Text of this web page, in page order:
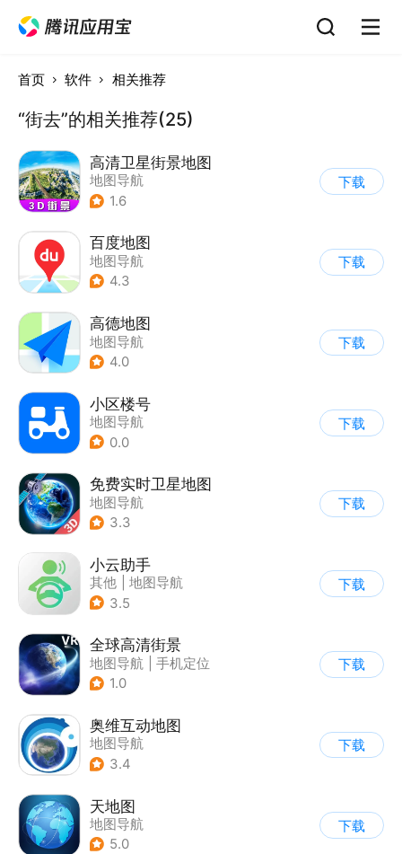
首页 软件 相关推荐
“街去”的相关推荐(25)
高清卫星街景地图
地图导航
1.6
下载
百度地图
地图导航
4.3
下载
高德地图
地图导航
4.0
下载
小区楼号
地图导航
0.0
下载
免费实时卫星地图
地图导航
3.3
下载
小云助手
其他
地图导航
3.5
下载
全球高清街景
地图导航
手机定位
1.0
下载
奥维互动地图
地图导航
3.4
下载
天地图
地图导航
5.0
下载